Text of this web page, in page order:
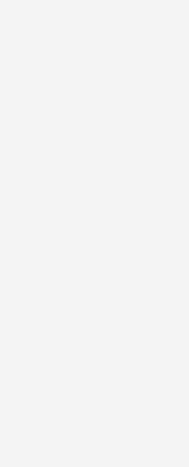
beraten lassen?
114 g/km; CO₂-